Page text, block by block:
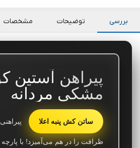
بررسی توضیحات مشخصات
پیراهن آستین
مشکی مردانه
ساتن کش پنبه اعلا
ظرافت را در هم می‌آمیزد! با